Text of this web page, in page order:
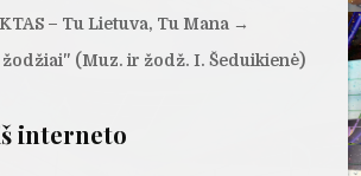
– Tu Lietuva, Tu Mana →
(Muz. ir žodž. I. Šeduikienė)
interneto